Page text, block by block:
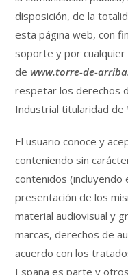
disposición, de la
esta página web, con
soporte y por cualquier
de www.torre-de-
respetar los derechos
Industrial titularidad de
El usuario conoce y
conteniendo sin
contenidos (incluyendo
presentación de los
material audiovisual y
marcas, derechos de
acuerdo con los
España es parte y